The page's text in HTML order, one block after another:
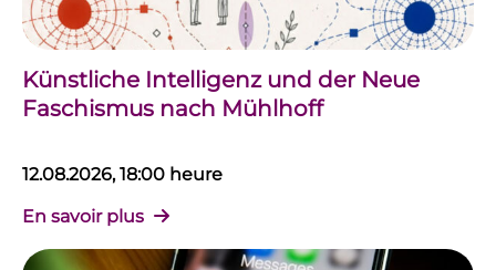
Künstliche Intelligenz und der Neue
Faschismus nach Mühlhoff
12.08.2026, 18:00 heure
En savoir plus